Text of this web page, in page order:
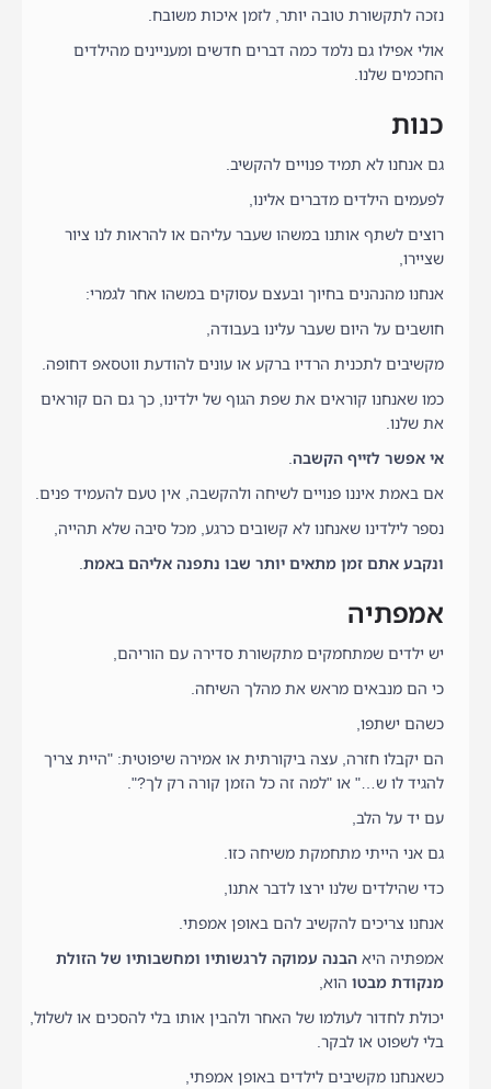
נזכה לתקשורת טובה יותר, לזמן איכות משובח.
אולי אפילו גם נלמד כמה דברים חדשים ומעניינים מהילדים
החכמים שלנו.
כנות
גם אנחנו לא תמיד פנויים להקשיב.
לפעמים הילדים מדברים אלינו,
רוצים לשתף אותנו במשהו שעבר עליהם או להראות לנו ציור
שציירו,
אנחנו מהנהנים בחיוך ובעצם עסוקים במשהו אחר לגמרי:
חושבים על היום שעבר עלינו בעבודה,
מקשיבים לתכנית הרדיו ברקע או עונים להודעת ווטסאפ דחופה.
כמו שאנחנו קוראים את שפת הגוף של ילדינו, כך גם הם קוראים
את שלנו.
אי אפשר לזייף הקשבה.
אם באמת איננו פנויים לשיחה ולהקשבה, אין טעם להעמיד פנים.
נספר לילדינו שאנחנו לא קשובים כרגע, מכל סיבה שלא תהייה,
ונקבע אתם זמן מתאים יותר שבו נתפנה אליהם באמת.
אמפתיה
יש ילדים שמתחמקים מתקשורת סדירה עם הוריהם,
כי הם מנבאים מראש את מהלך השיחה.
כשהם ישתפו,
הם יקבלו חזרה, עצה ביקורתית או אמירה שיפוטית: "היית צריך
להגיד לו ש…" או "למה זה כל הזמן קורה רק לך?".
עם יד על הלב,
גם אני הייתי מתחמקת משיחה כזו.
כדי שהילדים שלנו ירצו לדבר אתנו,
אנחנו צריכים להקשיב להם באופן אמפתי.
אמפתיה היא הבנה עמוקה לרגשותיו ומחשבותיו של הזולת
מנקודת מבטוהוא,
יכולת לחדור לעולמו של האחר ולהבין אותו בלי להסכים או לשלול,
בלי לשפוט או לבקר.
כשאנחנו מקשיבים לילדים באופן אמפתי,